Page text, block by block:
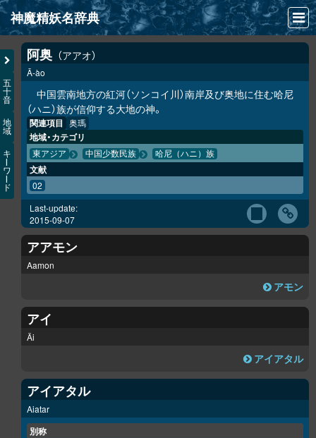
神魔精妖名辞典
NEWS
INFO
文献
検索
凖項目
画像資料便覧
LINK
五
十
音
地
域
キ
ワ
ド
阿奥 アアオ
Ā-ào
中国雲南地方の紅河（ソンコイ川）南岸及び奥地に住む哈尼
（ハニ）族が信仰する大地の神。
関連項目 奥瑪
地域・カテゴリ
東アジア 中国少数民族 哈尼（ハニ）族
文献
02
Last-update:
2015-09-07
アアモン
Aamon
アモン
アイ
Äi
アイアタル
アイアタル
Aiatar
別称